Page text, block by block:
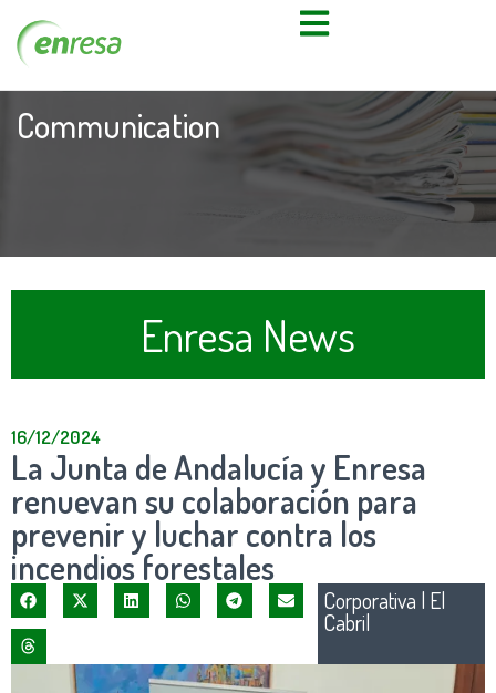
Communication
Enresa News
16/12/2024
La Junta de Andalucía y Enresa
renuevan su colaboración para
prevenir y luchar contra los
incendios forestales
Corporativa | El
Cabril